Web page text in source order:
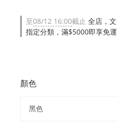
至08/12 16:00截止 全店，
指定分類，滿$5000即享免
顏色